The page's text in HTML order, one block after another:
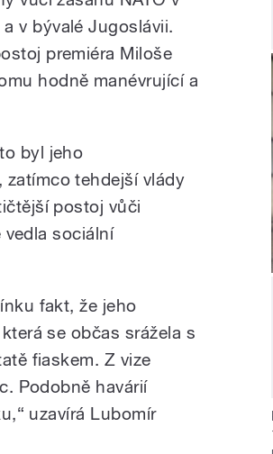
v bývalé Jugoslávii.
premiéra Miloše
hodně manévrující a
byl jeho
tehdejší vlády
postoj vůči
vedla sociální
fakt, že jeho
se občas srážela s
fiaskem. Z vize
Podobně havárií
uzavírá Lubomír